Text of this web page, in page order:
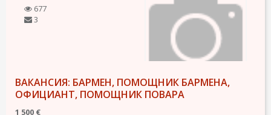
677
3
ВАКАНСИЯ: БАРМЕН, ПОМОЩНИК БАРМЕНА,
ОФИЦИАНТ, ПОМОЩНИК ПОВАРА
1 500 €